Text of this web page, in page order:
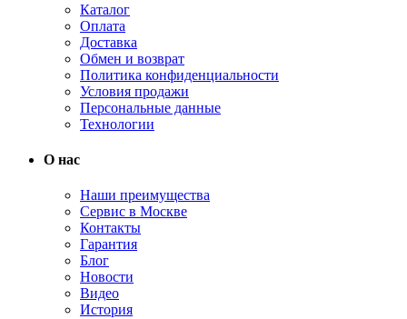
Каталог
Оплата
Доставка
Обмен и возврат
Политика конфиденциальности
Условия продажи
Персональные данные
Технологии
О нас
Наши преимущества
Сервис в Москве
Контакты
Гарантия
Блог
Новости
Видео
История